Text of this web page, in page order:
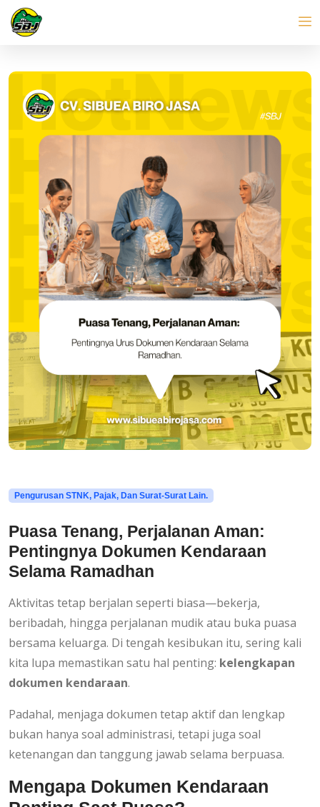
Pengurusan STNK, Pajak, Dan Surat-Surat Lain.
Puasa Tenang, Perjalanan Aman:
Pentingnya Dokumen Kendaraan
Selama Ramadhan
Aktivitas tetap berjalan seperti biasa—bekerja,
beribadah, hingga perjalanan mudik atau buka puasa
bersama keluarga. Di tengah kesibukan itu, sering kali
kita lupa memastikan satu hal penting: kelengkapan
dokumen kendaraan.
Padahal, menjaga dokumen tetap aktif dan lengkap
bukan hanya soal administrasi, tetapi juga soal
ketenangan dan tanggung jawab selama berpuasa.
Mengapa Dokumen Kendaraan